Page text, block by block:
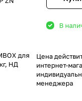
для
НД
В
Цена
интернет-
менеджера